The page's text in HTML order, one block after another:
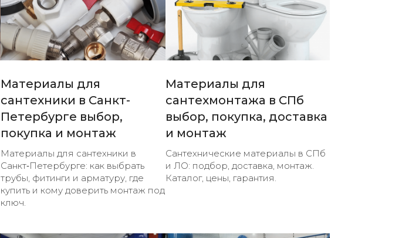
Материалы для
сантехники в Санкт-
Петербурге выбор,
покупка и монтаж
Материалы для сантехники в
Санкт‑Петербурге: как выбрать
трубы, фитинги и арматуру, где
купить и кому доверить монтаж под
ключ.
Материалы для
сантехмонтажа в СПб
выбор, покупка, доставка
и монтаж
Сантехнические материалы в СПб
и ЛО: подбор, доставка, монтаж.
Каталог, цены, гарантия.